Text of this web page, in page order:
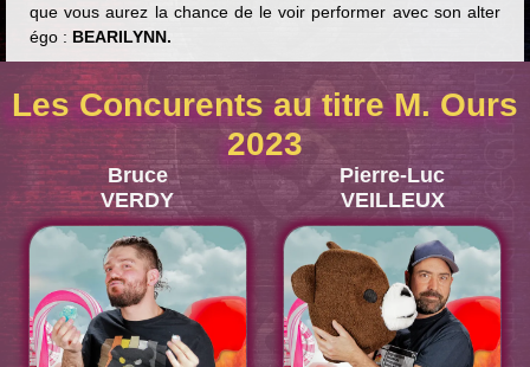
que vous aurez la chance de le voir performer avec son alter
égo : BEARILYNN.
Les Concurents au titre M. Ours
2023
Bruce
VERDY
Pierre-Luc
VEILLEUX